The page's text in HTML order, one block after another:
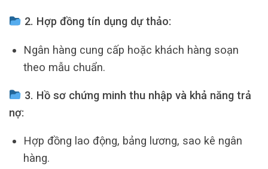
2. Hợp đồng tín dụng dự thảo:
Ngân hàng cung cấp hoặc khách hàng soạn
theo mẫu chuẩn.
3. Hồ sơ chứng minh thu nhập và khả năng trả
nợ:
Hợp đồng lao động, bảng lương, sao kê ngân
hàng.